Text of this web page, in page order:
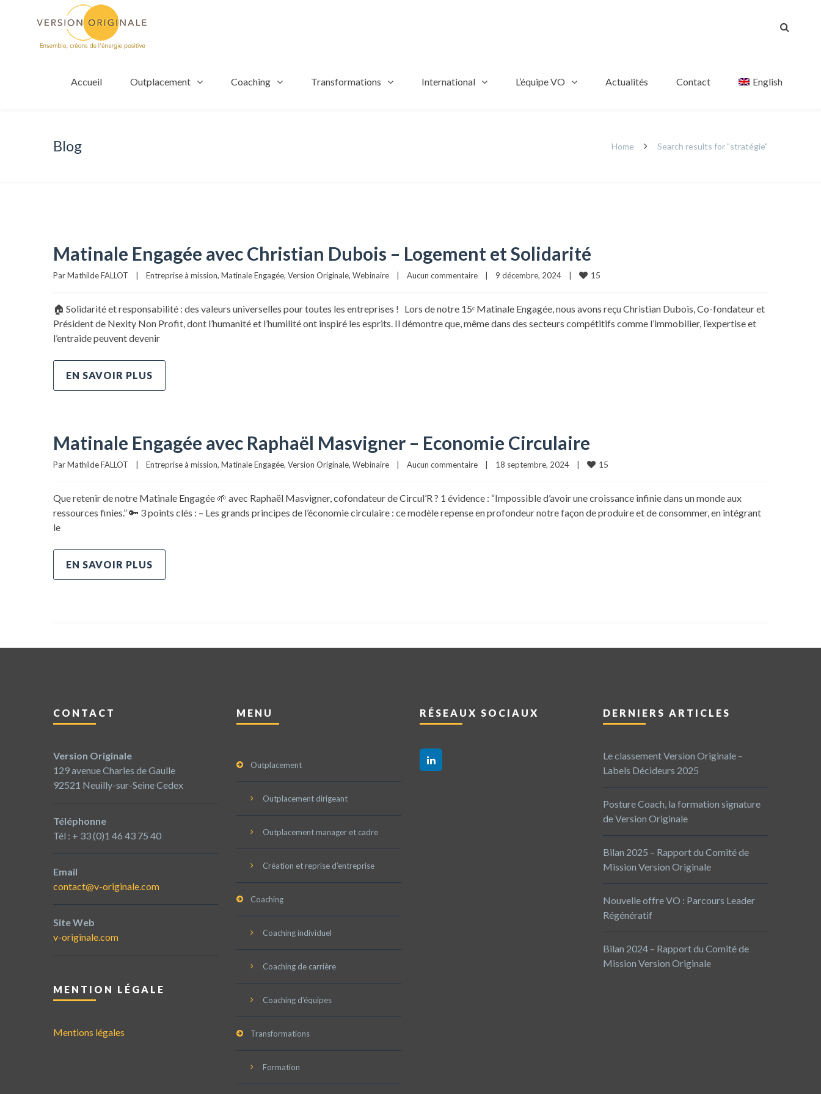
Accueil Outplacement Coaching Transformations International L’équipe VO Actualités Contact English
Blog Home Search results for "stratégie"
Matinale Engagée avec Christian Dubois – Logement et Solidarité
Par Mathilde FALLOT Entreprise à mission, Matinale Engagée, Version Originale, Webinaire Aucun commentaire 9 décembre, 2024 15
🏠 Solidarité et responsabilité : des valeurs universelles pour toutes les entreprises ! Lors de notre 15ᵉ Matinale Engagée, nous avons reçu Christian Dubois, Co-fondateur et
Président de Nexity Non Profit, dont l’humanité et l’humilité ont inspiré les esprits. Il démontre que, même dans des secteurs compétitifs comme l’immobilier, l’expertise et
l’entraide peuvent devenir
EN SAVOIR PLUS
Matinale Engagée avec Raphaël Masvigner – Economie Circulaire
Par Mathilde FALLOT Entreprise à mission, Matinale Engagée, Version Originale, Webinaire Aucun commentaire 18 septembre, 2024 15
Que retenir de notre Matinale Engagée 🌱 avec Raphaël Masvigner, cofondateur de Circul’R ? 1 évidence : “Impossible d’avoir une croissance infinie dans un monde aux
ressources finies.” 🔑 3 points clés : – Les grands principes de l’économie circulaire : ce modèle repense en profondeur notre façon de produire et de consommer, en intégrant
le
EN SAVOIR PLUS
CONTACT
Version Originale
129 avenue Charles de Gaulle
92521 Neuilly-sur-Seine Cedex
Téléphonne
Tél : + 33 (0)1 46 43 75 40
Email
contact@v-originale.com
Site Web
v-originale.com
MENTION LÉGALE
Mentions légales
MENU
Outplacement
Outplacement dirigeant
Outplacement manager et cadre
Création et reprise d’entreprise
Coaching
Coaching individuel
Coaching de carrière
Coaching d’équipes
Transformations
Formation
RÉSEAUX SOCIAUX DERNIERS ARTICLES
Le classement Version Originale –
Labels Décideurs 2025
Posture Coach, la formation signature
de Version Originale
Bilan 2025 – Rapport du Comité de
Mission Version Originale
Nouvelle offre VO : Parcours Leader
Régénératif
Bilan 2024 – Rapport du Comité de
Mission Version Originale